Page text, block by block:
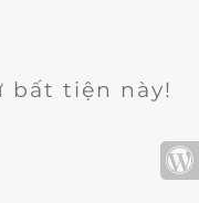
bất tiện này!